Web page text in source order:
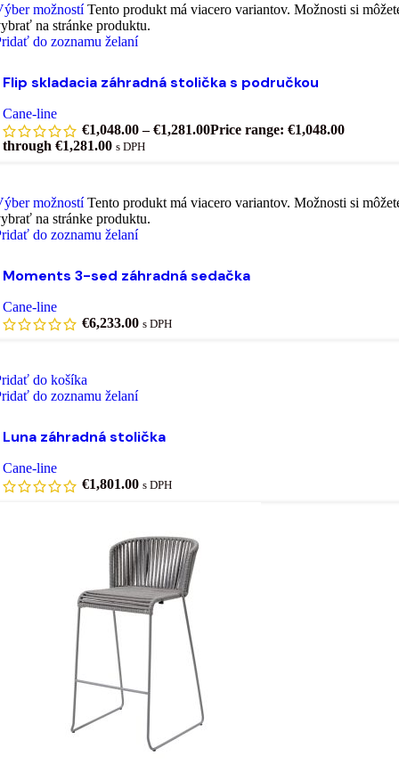
možností Tento produkt má viacero variantov. Možnosti si
na stránke produktu.
do zoznamu želaní
Flip skladacia záhradná stolička s područkou
Cane-line
€1,048.00 – €1,281.00Price range: €1,048.00
through €1,281.00 s DPH
možností Tento produkt má viacero variantov. Možnosti si
na stránke produktu.
do zoznamu želaní
Moments 3-sed záhradná sedačka
Cane-line
€6,233.00 s DPH
do košíka
do zoznamu želaní
Luna záhradná stolička
Cane-line
€1,801.00 s DPH